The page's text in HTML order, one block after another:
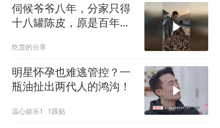
伺候爷爷八年，分家只得
十八罐陈皮，原是百年传
吃货的分享
明星怀孕也难逃管控？一
瓶油扯出两代人的鸿沟！
温心娱乐1 1跟贴